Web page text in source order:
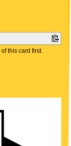
of this card first.